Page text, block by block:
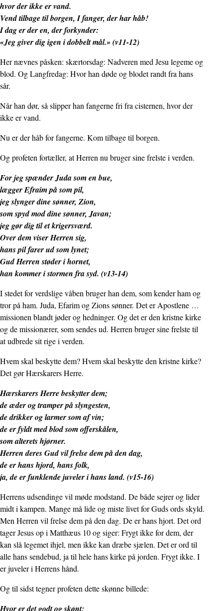
hvor der ikke er vand.
Vend tilbage til borgen, I fanger, der har håb!
I dag er der en, der forkynder:
«Jeg giver dig igen i dobbelt mål.» (v11-12)
Her nævnes påsken: skærtorsdag: Nadveren med Jesu legeme og
blod. Og Langfredag: Hvor han døde og blodet randt fra hans
sår.
Når han dør, så slipper han fangerne fri fra cisternen, hvor der
ikke er vand.
Nu er der håb for fangerne. Kom tilbage til borgen.
Og profeten fortæller, at Herren nu bruger sine frelste i verden.
For jeg spænder Juda som en bue,
lægger Efraim på som pil,
jeg slynger dine sønner, Zion,
som spyd mod dine sønner, Javan;
jeg gør dig til et krigersværd.
Over dem viser Herren sig,
hans pil farer ud som lynet;
Gud Herren støder i hornet,
han kommer i stormen fra syd. (v13-14)
I stedet for verdslige våben bruger han dem, som kender ham og
tror på ham. Juda, Efarim og Zions sønner. Det er Apostlene …
missionen blandt jøder og hedninger. Og det er den kristne kirke
og de missionærer, som sendes ud. Herren bruger sine frelste til
at udbrede sit rige i verden.
Hvem skal beskytte dem? Hvem skal beskytte den kristne kirke?
Det gør Hærskarers Herre.
Hærskarers Herre beskytter dem;
de æder og tramper på slyngesten,
de drikker og larmer som af vin;
de er fyldt med blod som offerskålen,
som alterets hjørner.
Herren deres Gud vil frelse dem på den dag,
de er hans hjord, hans folk,
ja, de er funklende juveler i hans land. (v15-16)
Herrens udsendinge vil møde modstand. De både sejrer og lider
midt i kampen. Mange må lide og miste livet for Guds ords skyld.
Men Herren vil frelse dem på den dag. De er hans hjort. Det ord
tager Jesus op i Matthæus 10 og siger: Frygt ikke for dem, der
kan slå legemet ihjel, men ikke kan dræbe sjælen. Det er ord til
alle hans sendebud, ja til hele hans kirke på jorden. Frygt ikke. I
er juveler i Herrens hånd.
Og til sidst tegner profeten dette skønne billede:
Hvor er det godt og skønt: